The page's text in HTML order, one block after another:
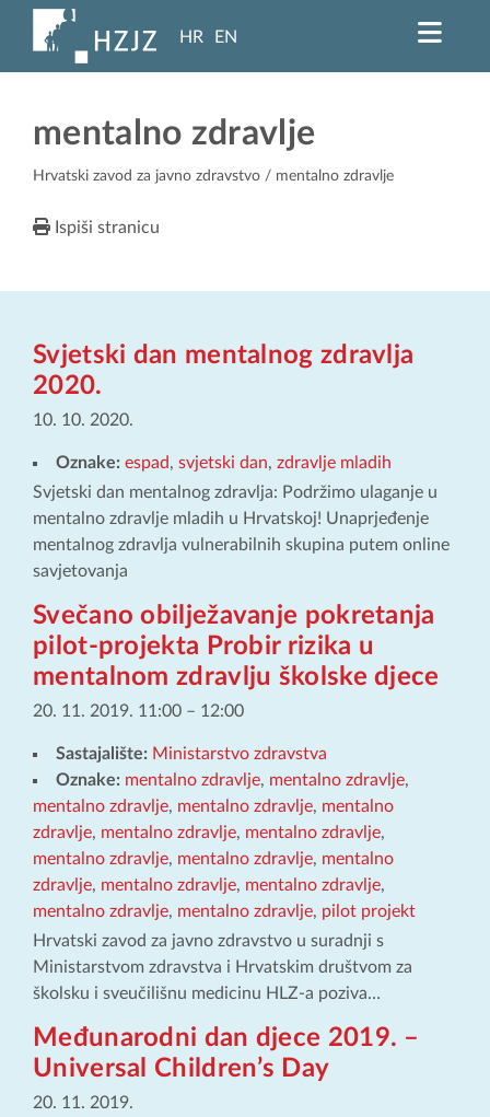
HR EN
mentalno zdravlje
Hrvatski zavod za javno zdravstvo / mentalno zdravlje
Ispiši stranicu
Svjetski dan mentalnog zdravlja
2020.
10. 10. 2020.
Oznake: espad, svjetski dan, zdravlje mladih
Svjetski dan mentalnog zdravlja: Podržimo ulaganje u
mentalno zdravlje mladih u Hrvatskoj! Unaprjeđenje
mentalnog zdravlja vulnerabilnih skupina putem online
savjetovanja
Svečano obilježavanje pokretanja
pilot-projekta Probir rizika u
mentalnom zdravlju školske djece
20. 11. 2019. 11:00 – 12:00
Sastajalište: Ministarstvo zdravstva
Oznake: mentalno zdravlje, mentalno zdravlje,
mentalno zdravlje, mentalno zdravlje, mentalno
zdravlje, mentalno zdravlje, mentalno zdravlje,
mentalno zdravlje, mentalno zdravlje, mentalno
zdravlje, mentalno zdravlje, mentalno zdravlje,
mentalno zdravlje, mentalno zdravlje, pilot projekt
Hrvatski zavod za javno zdravstvo u suradnji s
Ministarstvom zdravstva i Hrvatskim društvom za
školsku i sveučilišnu medicinu HLZ-a poziva…
Međunarodni dan djece 2019. –
Universal Children’s Day
20. 11. 2019.